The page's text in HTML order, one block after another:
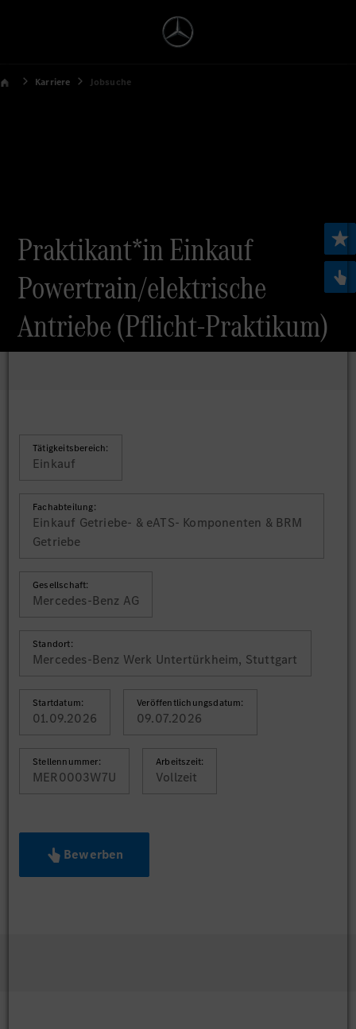
Karriere Jobsuche
Praktikant*in Einkauf
Powertrain/elektrische
Antriebe (Pflicht-Praktikum)
Tätigkeitsbereich:
Einkauf
Fachabteilung:
Einkauf Getriebe- & eATS- Komponenten & BRM
Getriebe
Gesellschaft:
Mercedes-Benz AG
Standort:
Mercedes-Benz Werk Untertürkheim, Stuttgart
Startdatum:
01.09.2026
Veröffentlichungsdatum:
09.07.2026
Stellennummer:
MER0003W7U
Arbeitszeit:
Vollzeit
Bewerben